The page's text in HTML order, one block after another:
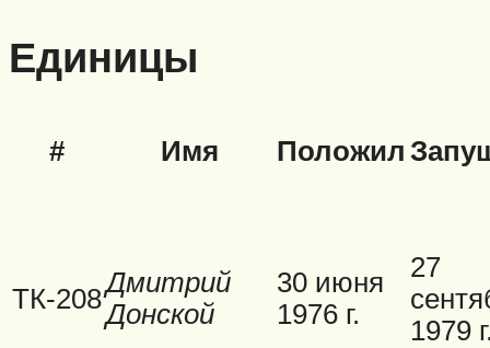
Единицы
# Имя Положил
ТК-208
Дмитрий
Донской
30 июня
1976 г.
27
1979